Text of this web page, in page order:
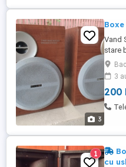
3
Vand
stare
un
3
200
1
cu